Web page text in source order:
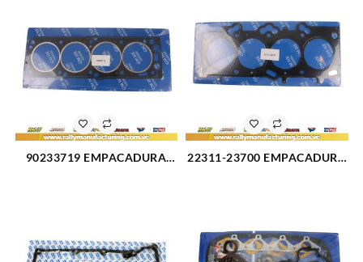
90233719 EMPACADURA
22311-23700 EMPACADURA